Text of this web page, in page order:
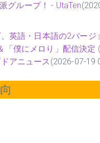
グループ！ - UtaTen
、英語・日本語の2バー
「僕にメロり」配信決定
アニュース (2026-07-19